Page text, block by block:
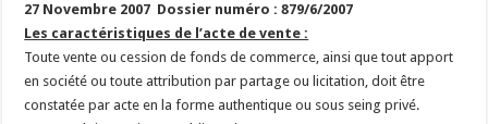
27 Novembre 2007 Dossier numéro : 879/6/2007
Les caractéristiques de l’acte de vente :
Toute vente ou cession de fonds de commerce, ainsi que tout apport
en société ou toute attribution par partage ou licitation, doit être
constatée par acte en la forme authentique ou sous seing privé.